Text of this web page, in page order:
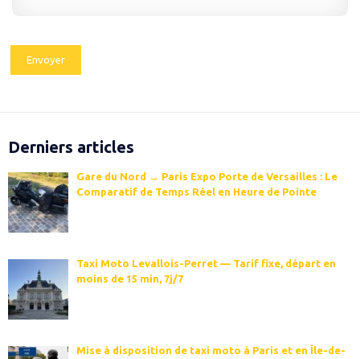
Derniers articles
Gare du Nord → Paris Expo Porte de Versailles : Le
Comparatif de Temps Réel en Heure de Pointe
Taxi Moto Levallois-Perret — Tarif fixe, départ en
moins de 15 min, 7j/7
Mise à disposition de taxi moto à Paris et en Île-de-